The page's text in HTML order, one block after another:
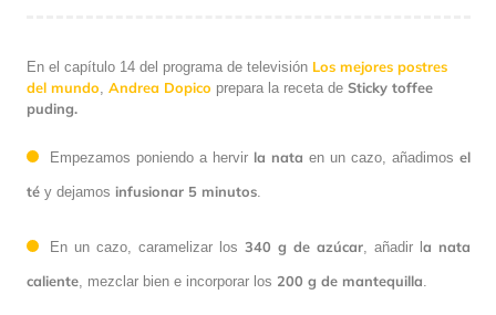
En el capítulo 14 del programa de televisión Los mejores postres
del mundo, Andrea Dopico prepara la receta de Sticky toffee
puding.
Empezamos poniendo a hervir la nata en un cazo, añadimos el
té y dejamos infusionar 5 minutos.
En un cazo, caramelizar los 340 g de azúcar, añadir l a nata
caliente, mezclar bien e incorporar los 200 g de mantequilla.